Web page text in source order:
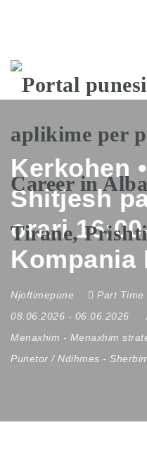
Kerkohen
Shitjesh
orari
Kompania
Njoftimepune Part Time
08.06.2026 - 06.06.2026
Menaxhim - Menaxhim
Punetor / Ndihmes -